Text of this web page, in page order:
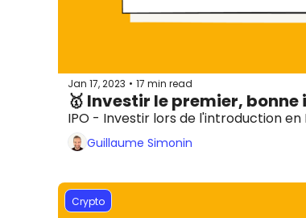
Jan 17, 2023 • 17 min read
🥇 Investir le premier, bonne
IPO - Investir lors de l'introduction en
Guillaume Simonin
Crypto